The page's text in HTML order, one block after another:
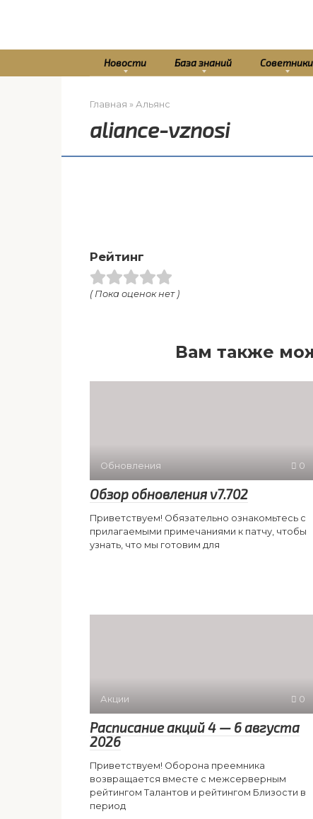
Новости База знаний Советники
Главная » Альянс
aliance-vznosi
Рейтинг
( Пока оценок нет )
Вам также
Обновления 0
Обзор обновления v7.702
Приветствуем! Обязательно ознакомьтесь с
прилагаемыми примечаниями к патчу, чтобы
узнать, что мы готовим для
Акции 0
Расписание акций 4 — 6 августа
2026
Приветствуем! Оборона преемника
возвращается вместе с межсерверным
рейтингом Талантов и рейтингом Близости в
период